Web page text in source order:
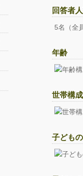
回答者
5名（全
年齢
世帯構成
子ども